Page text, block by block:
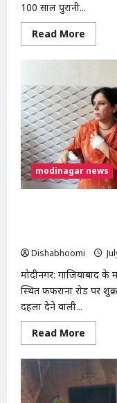
100 साल पुरानी...
Read More
more
साल
पुरानी
श्मशान
भूमि
पर
अवैध
कब्जे
का
आरोप,
भाकियू
modinagar news
Dishabhoomi
मोदीनगर: गाजियाबाद के
स्थित फफराना रोड पर
दहला देने वाली...
Read More
more
फफराना
रोड
पर